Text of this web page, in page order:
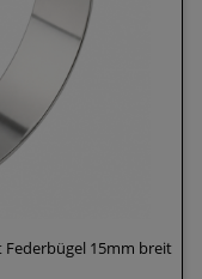
Federbügel 15mm breit